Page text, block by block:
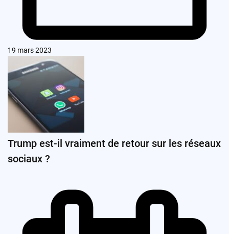
19 mars 2023
Trump est-il vraiment de retour sur les réseaux
sociaux ?